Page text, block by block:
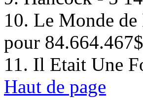
10. Le Monde
pour 84.664.467$
11. Il Etait Une
Haut de page